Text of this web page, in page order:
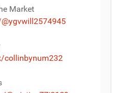
Market
collinbynum232